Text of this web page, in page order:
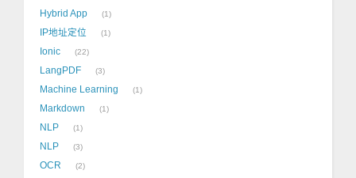
Hybrid App 1
IP地址定位 1
Ionic 22
LangPDF 3
Machine Learning 1
Markdown 1
NLP 1
NLP 3
OCR 2